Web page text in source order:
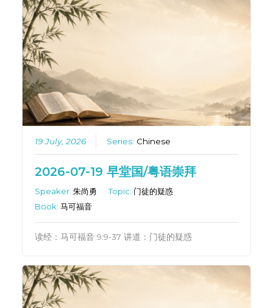
19 July, 2026 Series: Chinese
2026-07-19 早堂国/粤语崇拜
Speaker:朱尚勇 Topic: 门徒的疑惑
Book:马可福音
读经：马可福音 9:9-37 讲道：门徒的疑惑